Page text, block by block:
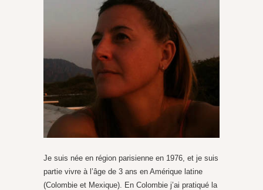
Je suis née en région parisienne en 1976, et je suis
partie vivre à l’âge de 3 ans en Amérique latine
(Colombie et Mexique). En Colombie j’ai pratiqué la